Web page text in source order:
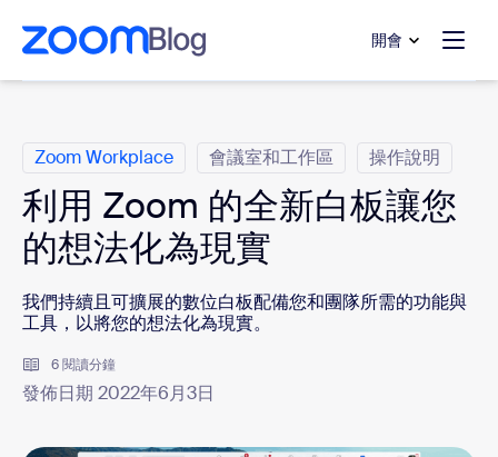
至主要內容
至協助聊天
開會
Zoom Workplace 會議室和工作區 操作說明
利用 Zoom 的全新白板讓您
的想法化為現實
我們持續且可擴展的數位白板配備您和團隊所需的功能與
工具，以將您的想法化為現實。
6 閱讀分鐘
發佈日期 2022年6月3日